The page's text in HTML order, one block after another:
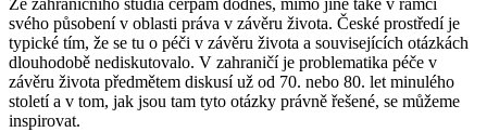
Ze zahraničního studia čerpám dodnes, mimo jiné také v rámci
svého působení v oblasti práva v závěru života. České prostředí je
typické tím, že se tu o péči v závěru života a souvisejících otázkách
dlouhodobě nediskutovalo. V zahraničí je problematika péče v
závěru života předmětem diskusí už od 70. nebo 80. let minulého
století a v tom, jak jsou tam tyto otázky právně řešené, se můžeme
inspirovat.